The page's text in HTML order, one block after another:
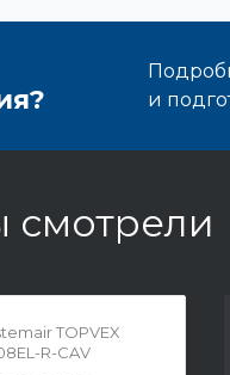
и
смотрели
TOPVEX
R-CAV